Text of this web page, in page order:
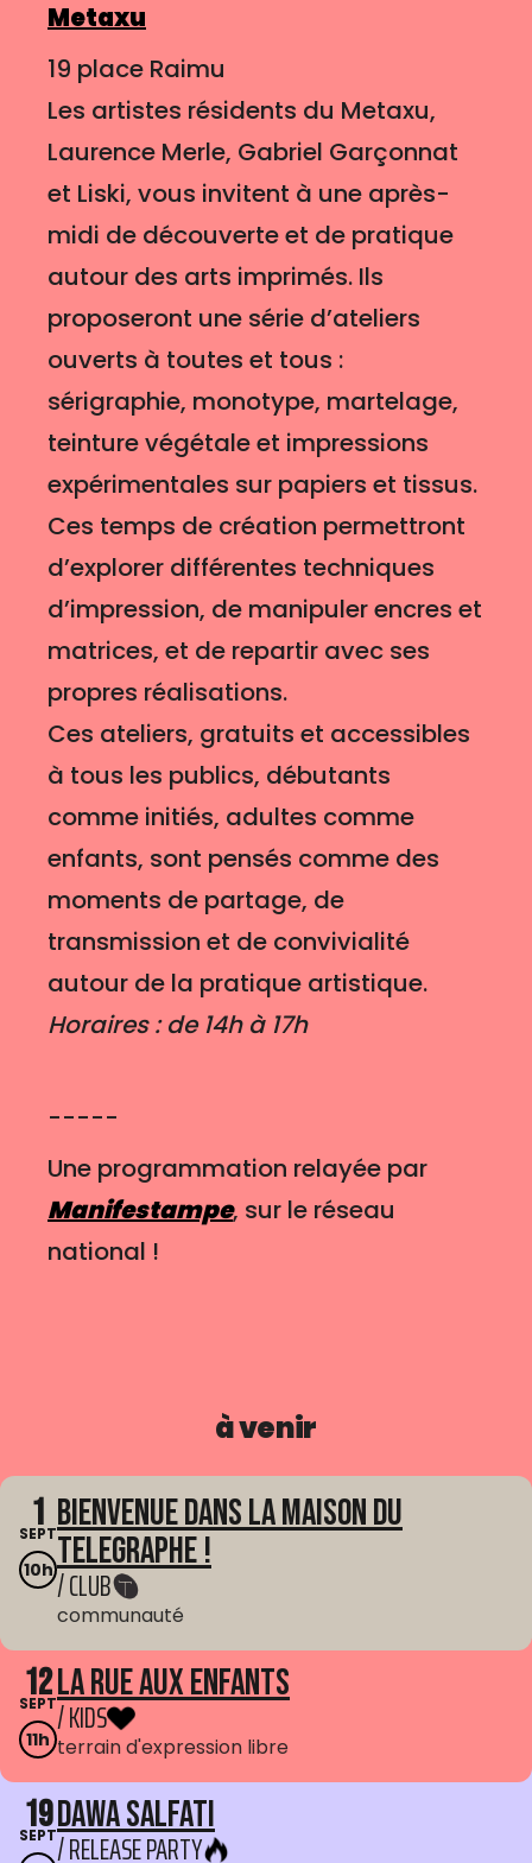
Metaxu
19 place Raimu
Les artistes résidents du Metaxu,
Laurence Merle, Gabriel Garçonnat
et Liski, vous invitent à une après-
midi de découverte et de pratique
autour des arts imprimés. Ils
proposeront une série d’ateliers
ouverts à toutes et tous :
sérigraphie, monotype, martelage,
teinture végétale et impressions
expérimentales sur papiers et tissus.
Ces temps de création permettront
d’explorer différentes techniques
d’impression, de manipuler encres et
matrices, et de repartir avec ses
propres réalisations.
Ces ateliers, gratuits et accessibles
à tous les publics, débutants
comme initiés, adultes comme
enfants, sont pensés comme des
moments de partage, de
transmission et de convivialité
autour de la pratique artistique.
Horaires : de 14h à 17h
-----
Une programmation relayée par
Manifestampe, sur le réseau
national !
à venir
1
SEPT
10h
Bienvenue dans La Maison du
Telegraphe !
/ CLUB
communauté
12
SEPT
11h
La Rue aux enfants
/ KIDS
terrain d'expression libre
19
SEPTDawa Salfati
/ RELEASE PARTY